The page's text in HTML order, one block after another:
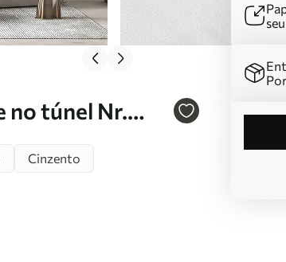
no túnel Nr.
Cinzento